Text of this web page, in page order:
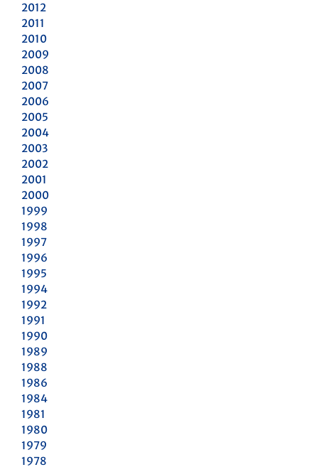
2012
2011
2010
2009
2008
2007
2006
2005
2004
2003
2002
2001
2000
1999
1998
1997
1996
1995
1994
1992
1991
1990
1989
1988
1986
1984
1981
1980
1979
1978